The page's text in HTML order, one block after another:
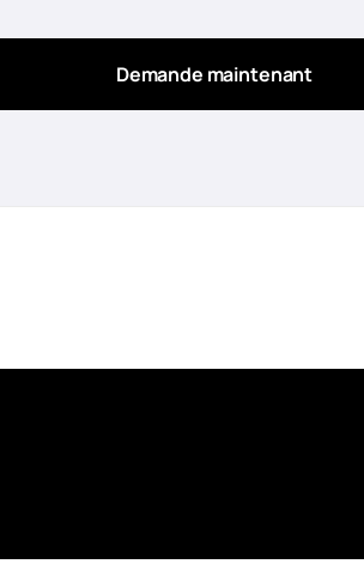
Demande maintenant